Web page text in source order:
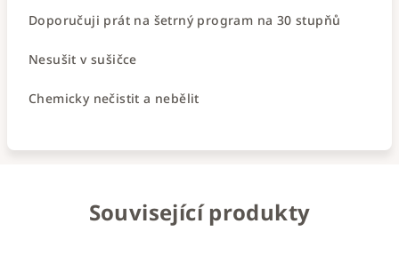
Doporučuji prát na šetrný program na 30 stupňů
Nesušit v sušičce
Chemicky nečistit a nebělit
Související produkty